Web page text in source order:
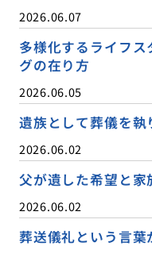
2026.06.07
多様化するライフ
グの在り方
2026.06.05
遺族として葬儀を
2026.06.02
父が遺した希望と
2026.06.02
葬送儀礼という言